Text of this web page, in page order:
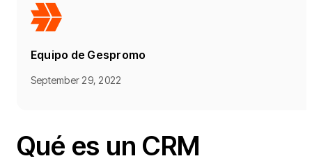
Equipo de Gespromo
September 29, 2022
Qué es un CRM